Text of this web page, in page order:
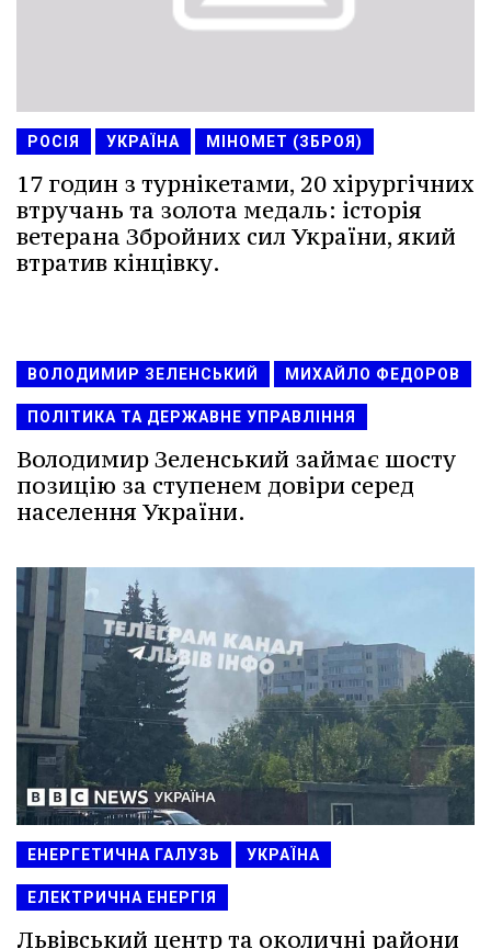
РОСІЯ УКРАЇНА МІНОМЕТ (ЗБРОЯ)
17 годин з турнікетами, 20 хірургічних
втручань та золота медаль: історія
ветерана Збройних сил України, який
втратив кінцівку.
ВОЛОДИМИР ЗЕЛЕНСЬКИЙ МИХАЙЛО ФЕДОРОВ
ПОЛІТИКА ТА ДЕРЖАВНЕ УПРАВЛІННЯ
Володимир Зеленський займає шосту
позицію за ступенем довіри серед
населення України.
ЕНЕРГЕТИЧНА ГАЛУЗЬ УКРАЇНА
ЕЛЕКТРИЧНА ЕНЕРГІЯ
Львівський центр та околичні райони